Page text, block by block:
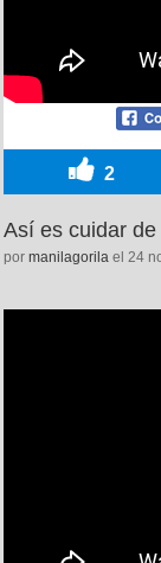
2
Así es cuidar
por manilagorila el 24